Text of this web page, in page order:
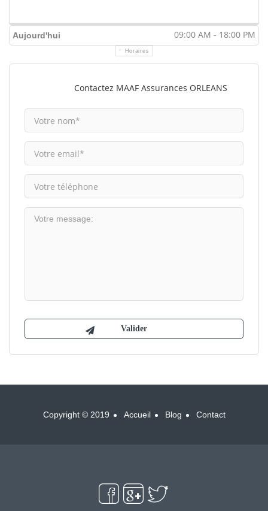
Aujourd'hui 09:00 AM - 18:00 PM
Horaires
Contactez MAAF Assurances ORLEANS
Copyright © 2019 Accueil Blog Contact